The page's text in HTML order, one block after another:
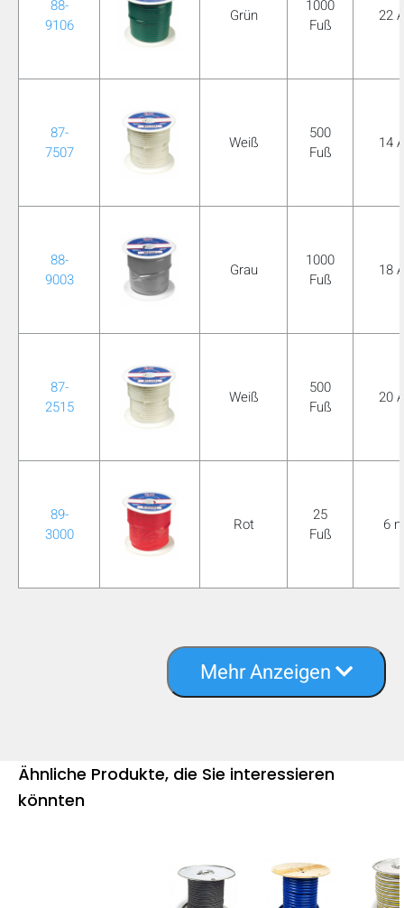
88-
9106
Grün
1000
Fuß
22
87-
7507
Weiß
500
Fuß
14
88-
9003
Grau
1000
Fuß
18
87-
2515
Weiß
500
Fuß
20
89-
3000
Rot
25
Fuß
6
Mehr Anzeigen
Ähnliche Produkte, die Sie interessieren
könnten